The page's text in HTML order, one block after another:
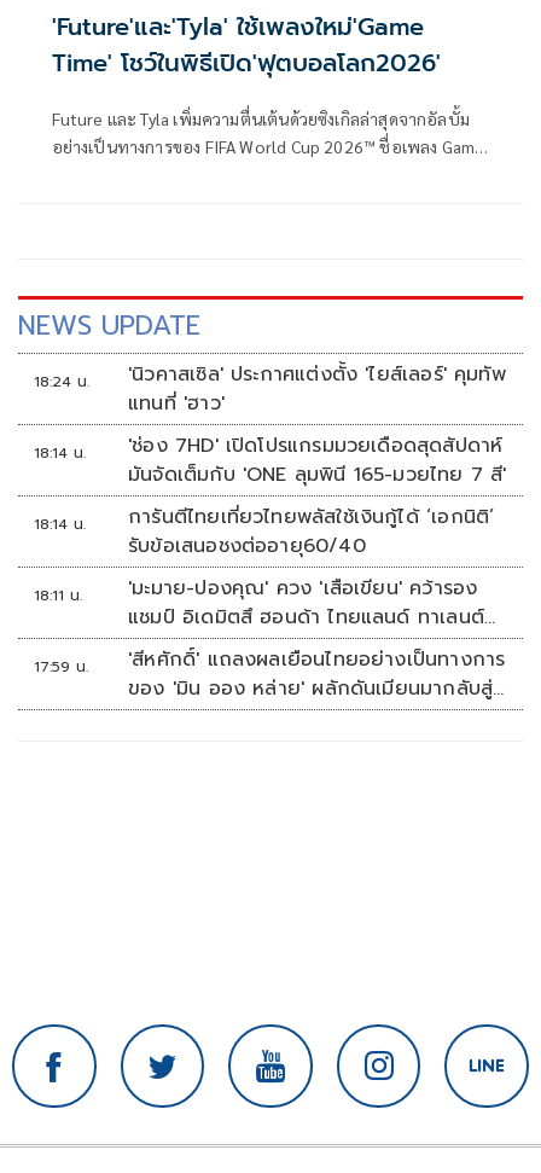
'Future'และ'Tyla' ใช้เพลงใหม่'Game
Time' โชว์ในพิธีเปิด'ฟุตบอลโลก2026'
Future และ Tyla เพิ่มความตื่นเต้นด้วยซิงเกิลล่าสุดจากอัลบั้ม
อย่างเป็นทางการของ FIFA World Cup 2026™ ชื่อเพลง Game
NEWS UPDATE
18:24 น.
'นิวคาสเซิล' ประกาศแต่งตั้ง 'ไยส์เลอร์' คุมทัพ
แทนที่ 'ฮาว'
18:14 น.
'ช่อง 7HD' เปิดโปรแกรมมวยเดือดสุดสัปดาห์
มันจัดเต็มกับ 'ONE ลุมพินี 165-มวยไทย 7 สี'
18:14 น.
การันตีไทยเที่ยวไทยพลัสใช้เงินกู้ได้ ‘เอกนิติ’
รับข้อเสนอชงต่ออายุ60/40
18:11 น.
'มะมาย-ปองคุณ' ควง 'เสือเขียน' คว้ารอง
แชมป์ อิเดมิตสึ ฮอนด้า ไทยแลนด์ ทาเลนต์
คัพ สนาม 3
17:59 น.
'สีหศักดิ์' แถลงผลเยือนไทยอย่างเป็นทางการ
ของ 'มิน ออง หล่าย' ผลักดันเมียนมากลับสู่
อาเซียน